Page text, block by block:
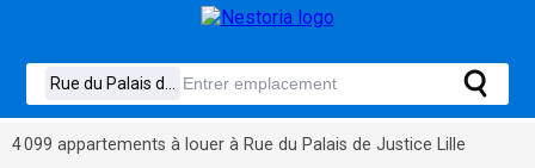
4 099 appartements à louer à Rue du Palais de Justice Lille